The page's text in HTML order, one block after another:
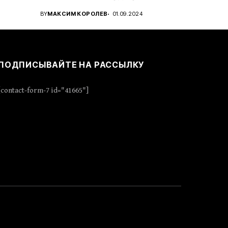
проявить стратегическое...
BYМАКСИМ КОРОЛЕВ 01.09.2024
НА РАССЫЛКУ
[contact-form-7 id="41665"]